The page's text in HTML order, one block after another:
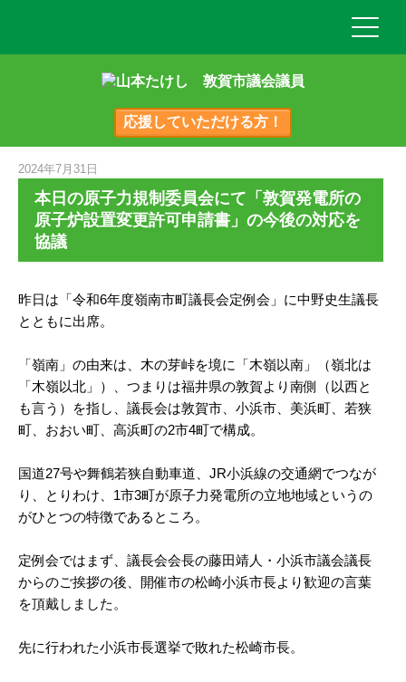
応援していただける方！
2024年7月31日
本日の原子力規制委員会にて「敦賀発電所の
原子炉設置変更許可申請書」の今後の対応を
協議
昨日は「令和6年度嶺南市町議長会定例会」に中野史生議長
とともに出席。
「嶺南」の由来は、木の芽峠を境に「木嶺以南」（嶺北は
「木嶺以北」）、つまりは福井県の敦賀より南側（以西と
も言う）を指し、議長会は敦賀市、小浜市、美浜町、若狭
町、おおい町、高浜町の2市4町で構成。
国道27号や舞鶴若狭自動車道、JR小浜線の交通網でつなが
り、とりわけ、1市3町が原子力発電所の立地地域というの
がひとつの特徴であるところ。
定例会ではまず、議長会会長の藤田靖人・小浜市議会議長
からのご挨拶の後、開催市の松崎小浜市長より歓迎の言葉
を頂戴しました。
先に行われた小浜市長選挙で敗れた松崎市長。